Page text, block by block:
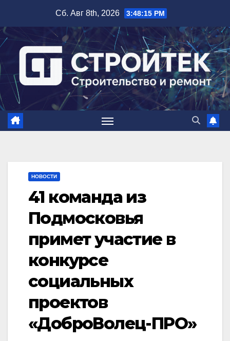
содержимому
Сб. Авг 8th, 2026 3:48:16 PM
НОВОСТИ
41 команда из
Подмосковья
примет участие в
конкурсе
социальных
проектов
«ДоброВолец-ПРО»